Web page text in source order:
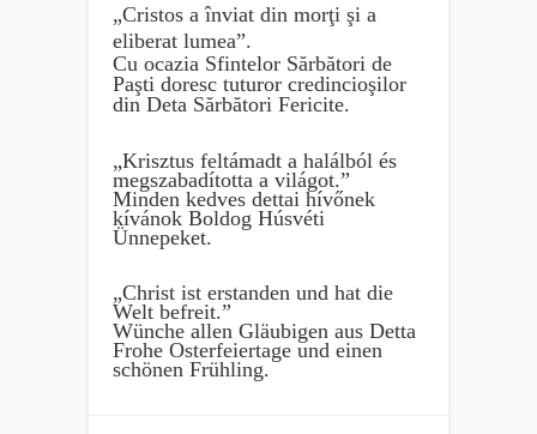
„Cristos a înviat din morţi şi a
eliberat lumea”.
Cu ocazia Sfintelor Sărbători de
Paşti doresc tuturor credincioşilor
din Deta Sărbători Fericite.
„Krisztus feltámadt a halálból és
megszabadította a világot.”
Minden kedves dettai hívőnek
kívánok Boldog Húsvéti
Ünnepeket.
„Christ ist erstanden und hat die
Welt befreit.”
Wünche allen Gläubigen aus Detta
Frohe Osterfeiertage und einen
schönen Frühling.